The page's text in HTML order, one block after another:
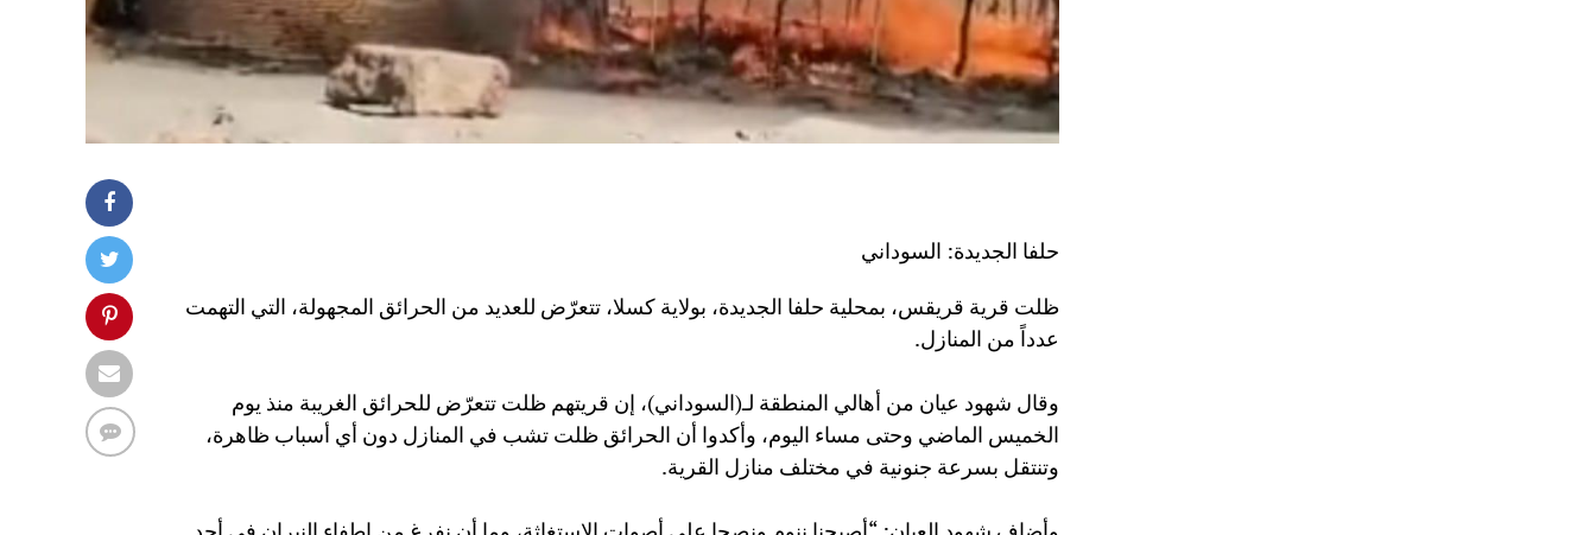
حلفا الجديدة: السوداني
ظلت قرية قريقس، بمحلية حلفا الجديدة، بولاية كسلا، تتعرّض للعديد من الحرائق المجهولة، التي التهمت
عدداً من المنازل.
وقال شهود عيان من أهالي المنطقة لـ(السوداني)، إن قريتهم ظلت تتعرّض للحرائق الغريبة منذ يوم
الخميس الماضي وحتى مساء اليوم، وأكدوا أن الحرائق ظلت تشب في المنازل دون أي أسباب ظاهرة،
وتنتقل بسرعة جنونية في مختلف منازل القرية.